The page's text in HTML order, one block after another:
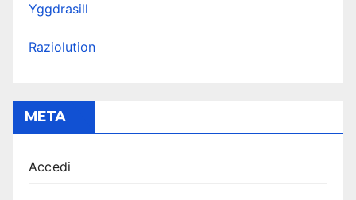
Yggdrasill
Raziolution
META
Accedi